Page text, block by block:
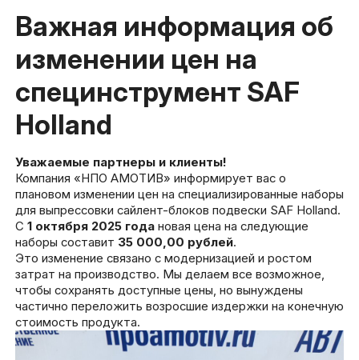
Важная информация об
изменении цен на
специнструмент SAF
Holland
Уважаемые партнеры и клиенты!
Компания «НПО АМОТИВ» информирует вас о
плановом изменении цен на специализированные наборы
для выпрессовки сайлент-блоков подвески SAF Holland.
С 1 октября 2025 годановая цена на следующие
наборы составит 35 000,00 рублей.
Это изменение связано с модернизацией и ростом
затрат на производство. Мы делаем все возможное,
чтобы сохранять доступные цены, но вынуждены
частично переложить возросшие издержки на конечную
стоимость продукта.